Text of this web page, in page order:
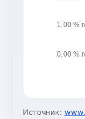
0,00 %
1,00 %
Источник: